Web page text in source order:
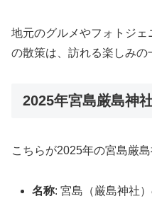
地元のグルメやフォトジ
の散策は、訪れる楽しみの
2025年宮島厳島神
こちらが2025年の宮島厳
名称: 宮島（厳島神社